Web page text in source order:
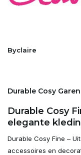
Byclaire
Durable Cosy Garen
Durable Cosy
elegante
Durable Cosy Fine –
accessoires en